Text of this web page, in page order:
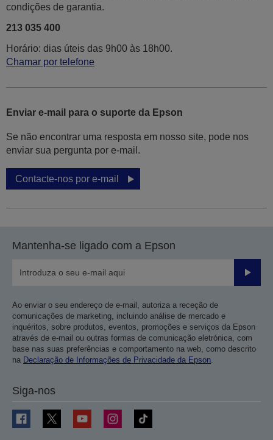
condições de garantia.
213 035 400
Horário: dias úteis das 9h00 às 18h00.
Chamar por telefone
Enviar e-mail para o suporte da Epson
Se não encontrar uma resposta em nosso site, pode nos
enviar sua pergunta por e-mail.
Contacte-nos por e-mail
Mantenha-se ligado com a Epson
Enviar
Ao enviar o seu endereço de e-mail, autoriza a receção de
comunicações de marketing, incluindo análise de mercado e
inquéritos, sobre produtos, eventos, promoções e serviços da Epson
através de e-mail ou outras formas de comunicação eletrónica, com
base nas suas preferências e comportamento na web, como descrito
na Declaração de Informações de Privacidade da Epson.
Siga-nos